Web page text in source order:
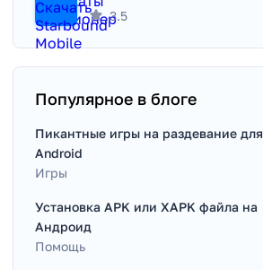
3.5
Популярное в блоге
Пикантные игры на раздевание для
Android
Игры
Установка APK или XAPK файла на
Андроид
Помощь